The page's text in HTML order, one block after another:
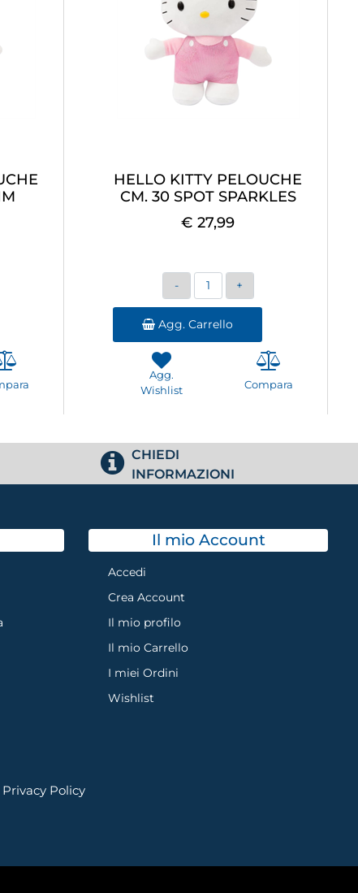
HELLO KITTY PELOUCHE
CM. 30 SPOT SPARKLES
€ 27,99
Quantità
Agg. Carrello
Agg.
Wishlist
Compara
CHIEDI
INFORMAZIONI
Il mio Account
Accedi
Crea Account
Il mio profilo
Il mio Carrello
I miei Ordini
Wishlist
Privacy Policy